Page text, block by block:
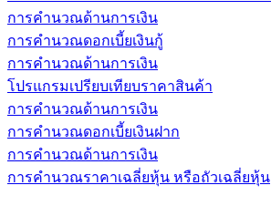
การคำนวณด้านการเงิน
การคำนวณดอกเบี้ยเงินกู้
การคำนวณด้านการเงิน
โปรแกรมเปรียบเทียบราคาสินค้า
การคำนวณด้านการเงิน
การคำนวณดอกเบี้ยเงินฝาก
การคำนวณด้านการเงิน
การคำนวณราคาเฉลี่ยหุ้น หรือถัวเฉลี่ยหุ้น